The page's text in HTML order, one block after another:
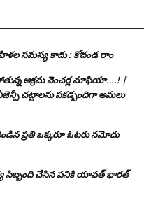
సమస్య కాదు : కోదండ రాం
అక్రమ వెంచర్ల మాఫియా….! |
చట్టాలను పకడ్బందిగా అమలు
ప్రతి ఒక్కరూ ఓటరు నమోదు
సిబ్బంది చేసిన పనికి యావత్ భారత్